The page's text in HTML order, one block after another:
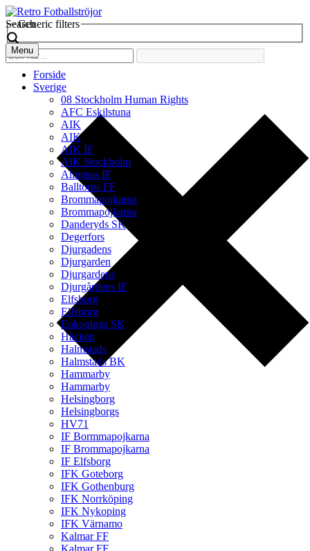
Search
Generic filters
Menu
Forside
Sverige
08 Stockholm Human Rights
AFC Eskilstuna
AIK
AIK
AIK IF
AIK Stockholm
Alingsas IF
Balltorps FF
Brommapojkarna
Brommapojkarna
Danderyds SK
Degerfors
Djurgadens
Djurgarden
Djurgardens
Djurgårdens IF
Elfsborg
Elfsborg
Enkopings SK
Häcken
Halmstads
Halmstads BK
Hammarby
Hammarby
Helsingborg
Helsingborgs
HV71
IF Bormmapojkarna
IF Brommapojkarna
IF Elfsborg
IFK Goteborg
IFK Gothenburg
IFK Norrköping
IFK Nykoping
IFK Värnamo
Kalmar FF
Kalmar FF